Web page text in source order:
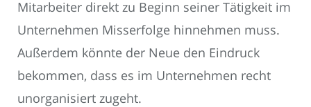
Mitarbeiter direkt zu Beginn seiner Tätigkeit im
Unternehmen Misserfolge hinnehmen muss.
Außerdem könnte der Neue den Eindruck
bekommen, dass es im Unternehmen recht
unorganisiert zugeht.